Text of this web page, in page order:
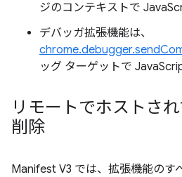
ジのコンテキストで
デバッガ拡張機能は、
ッグ ターゲットで
リモートでホストさ
削除
Manifest V3 では、拡張機能のす